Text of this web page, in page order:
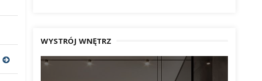
WYSTRÓJ WNĘTRZ